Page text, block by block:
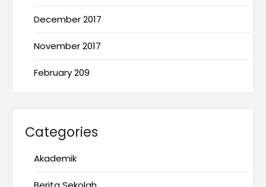
December 2017
November 2017
February 209
Categories
Akademik